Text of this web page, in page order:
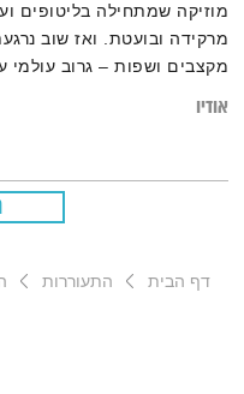
מוזיקה שמתחילה בליטופים
מרקידה ובועטת. ואז שוב
מקצבים ושפות – גרוב עולמי
אודיו
דף הבית התעוררות